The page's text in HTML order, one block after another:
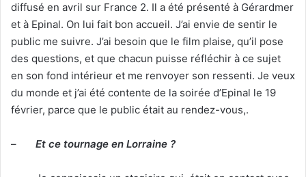
diffusé en avril sur France 2. Il a été présenté à Gérardmer
et à Epinal. On lui fait bon accueil. J’ai envie de sentir le
public me suivre. J’ai besoin que le film plaise, qu’il pose
des questions, et que chacun puisse réfléchir à ce sujet
en son fond intérieur et me renvoyer son ressenti. Je veux
du monde et j’ai été contente de la soirée d’Epinal le 19
février, parce que le public était au rendez-vous,.
– Et ce tournage en Lorraine ?